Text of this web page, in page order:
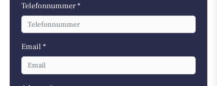
Telefonnummer *
Email *